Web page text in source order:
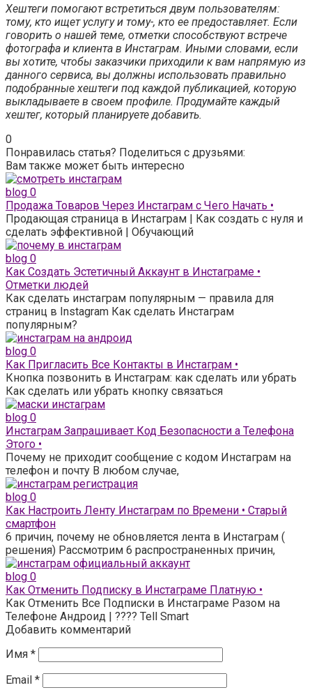
Хештеги помогают встретиться двум пользователям:
тому, кто ищет услугу и тому-, кто ее предоставляет. Если
говорить о нашей теме, отметки способствуют встрече
фотографа и клиента в Инстаграм. Иными словами, если
вы хотите, чтобы заказчики приходили к вам напрямую из
данного сервиса, вы должны использовать правильно
подобранные хештеги под каждой публикацией, которую
выкладываете в своем профиле. Продумайте каждый
хештег, который планируете добавить.
0
Понравилась статья? Поделиться с друзьями:
Вам также может быть интересно
blog 0
Продажа Товаров Через Инстаграм с Чего Начать •
Продающая страница в Инстаграм | Как создать с нуля и
сделать эффективной | Обучающий
blog 0
Как Создать Эстетичный Аккаунт в Инстаграме •
Отметки людей
Как сделать инстаграм популярным — правила для
страниц в Instagram Как сделать Инстаграм
популярным?
blog 0
Как Пригласить Все Контакты в Инстаграм •
Кнопка позвонить в Инстаграм: как сделать или убрать
Как сделать или убрать кнопку связаться
blog 0
Инстаграм Запрашивает Код Безопасности а Телефона
Этого •
Почему не приходит сообщение с кодом Инстаграм на
телефон и почту В любом случае,
blog 0
Как Настроить Ленту Инстаграм по Времени • Старый
смартфон
6 причин, почему не обновляется лента в Инстаграм (
решения) Рассмотрим 6 распространенных причин,
blog 0
Как Отменить Подписку в Инстаграме Платную •
Как Отменить Все Подписки в Инстаграме Разом на
Телефоне Андроид | ???? Tell Smart
Добавить комментарий
Имя *
Email *